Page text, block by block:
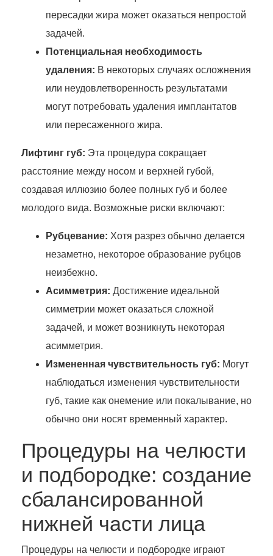
пересадки жира может оказаться непростой
задачей.
Потенциальная необходимость
удаления: В некоторых случаях осложнения
или неудовлетворенность результатами
могут потребовать удаления имплантатов
или пересаженного жира.
Лифтинг губ: Эта процедура сокращает
расстояние между носом и верхней губой,
создавая иллюзию более полных губ и более
молодого вида. Возможные риски включают:
Рубцевание: Хотя разрез обычно делается
незаметно, некоторое образование рубцов
неизбежно.
Асимметрия: Достижение идеальной
симметрии может оказаться сложной
задачей, и может возникнуть некоторая
асимметрия.
Измененная чувствительность губ: Могут
наблюдаться изменения чувствительности
губ, такие как онемение или покалывание, но
обычно они носят временный характер.
Процедуры на челюсти
и подбородке: создание
сбалансированной
нижней части лица
Процедуры на челюсти и подбородке играют